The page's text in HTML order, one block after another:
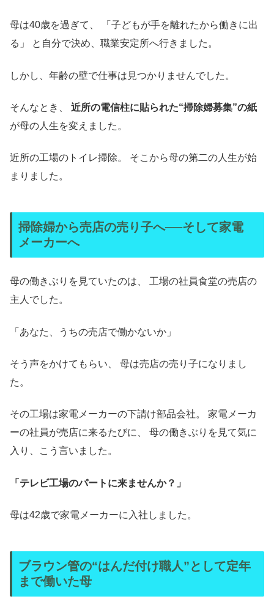
母は40歳を過ぎて、 「子どもが手を離れたから働きに出
る」 と自分で決め、職業安定所へ行きました。
しかし、年齢の壁で仕事は見つかりませんでした。
そんなとき、 近所の電信柱に貼られた“掃除婦募集”の紙
が母の人生を変えました。
近所の工場のトイレ掃除。 そこから母の第二の人生が始
まりました。
掃除婦から売店の売り子へ──そして家電
メーカーへ
母の働きぶりを見ていたのは、 工場の社員食堂の売店の
主人でした。
「あなた、うちの売店で働かないか」
そう声をかけてもらい、 母は売店の売り子になりまし
た。
その工場は家電メーカーの下請け部品会社。 家電メーカ
ーの社員が売店に来るたびに、 母の働きぶりを見て気に
入り、こう言いました。
「テレビ工場のパートに来ませんか？」
母は42歳で家電メーカーに入社しました。
ブラウン管の“はんだ付け職人”として定年
まで働いた母